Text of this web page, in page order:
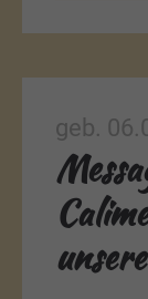
geb.